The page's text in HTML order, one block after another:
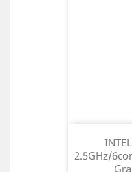
2.5GHz/